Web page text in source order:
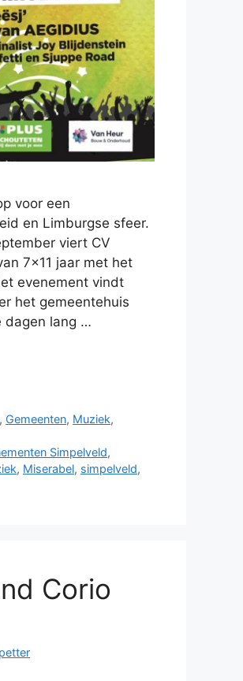
voor een
en Limburgse sfeer.
viert CV
7×11 jaar met het
evenement vindt
het gemeentehuis
dagen lang …
, Gemeenten, Muziek,
Simpelveld,
, Miserabel, simpelveld,
Corio